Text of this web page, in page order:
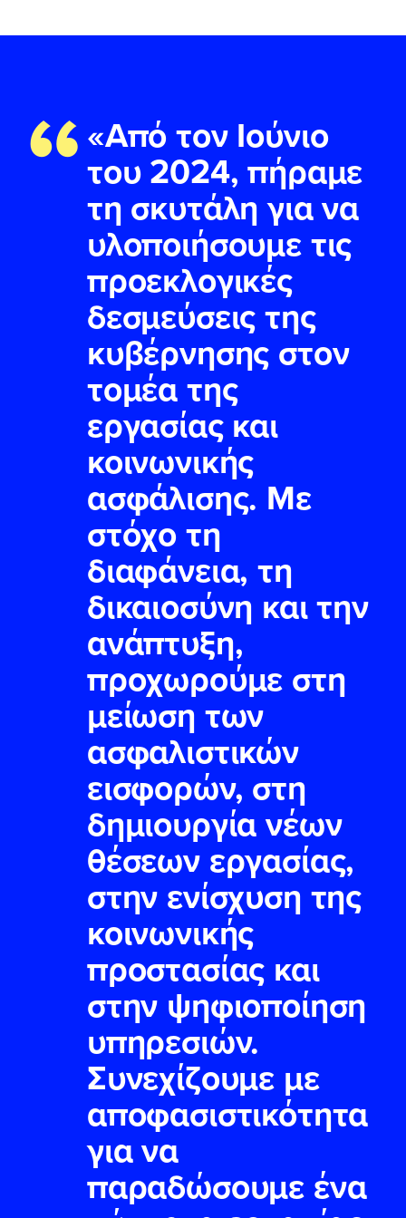
“ «Από τον Ιούνιο
του 2024, πήραμε
τη σκυτάλη για να
υλοποιήσουμε τις
προεκλογικές
δεσμεύσεις της
κυβέρνησης στον
τομέα της
εργασίας και
κοινωνικής
ασφάλισης. Με
στόχο τη
διαφάνεια, τη
δικαιοσύνη και την
ανάπτυξη,
προχωρούμε στη
μείωση των
ασφαλιστικών
εισφορών, στη
δημιουργία νέων
θέσεων εργασίας,
στην ενίσχυση της
κοινωνικής
προστασίας και
στην ψηφιοποίηση
υπηρεσιών.
Συνεχίζουμε με
αποφασιστικότητα
για να
παραδώσουμε ένα